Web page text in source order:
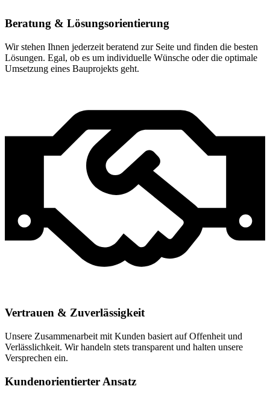
Beratung & Lösungsorientierung
Wir stehen Ihnen jederzeit beratend zur Seite und finden die besten
Lösungen. Egal, ob es um individuelle Wünsche oder die optimale
Umsetzung eines Bauprojekts geht.
Vertrauen & Zuverlässigkeit
Unsere Zusammenarbeit mit Kunden basiert auf Offenheit und
Verlässlichkeit. Wir handeln stets transparent und halten unsere
Versprechen ein.
Kundenorientierter Ansatz